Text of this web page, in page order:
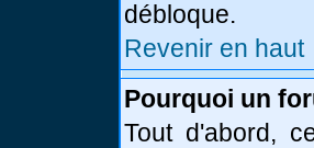
débloque.
Revenir en haut
Pourquoi un
Tout d'abord,